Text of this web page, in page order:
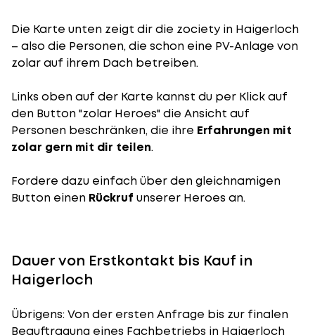
Die Karte unten zeigt dir die zociety in Haigerloch
– also die Personen, die schon eine PV-Anlage von
zolar auf ihrem Dach betreiben.
Links oben auf der Karte kannst du per Klick auf
den Button "zolar Heroes" die Ansicht auf
Personen beschränken, die ihre Erfahrungen mit
zolar gern mit dir teilen.
Fordere dazu einfach über den gleichnamigen
Button einen Rückruf unserer Heroes an.
Dauer von Erstkontakt bis Kauf in
Haigerloch
Übrigens: Von der ersten Anfrage bis zur finalen
Beauftragung eines Fachbetriebs in Haigerloch